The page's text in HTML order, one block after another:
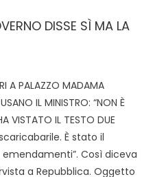
DISSE SÌ MA LA
A PALAZZO MADAMA
IL MINISTRO: “NON È
VISTATO IL TESTO DUE
È stato il
Così diceva
a Repubblica. Oggetto